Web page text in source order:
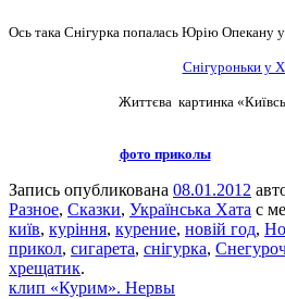
Ось така Снігурка попалась Юрію Опекану
Снігуроньки у
Життєва картинка
фото приколы
Запись опубликована 08.01.2012
Разное, Сказки, Українська Хата с
київ, куріння, курение, новій год,
прикол, сигарета, снігурка,
хрещатик.
клип «Курим». Нервы